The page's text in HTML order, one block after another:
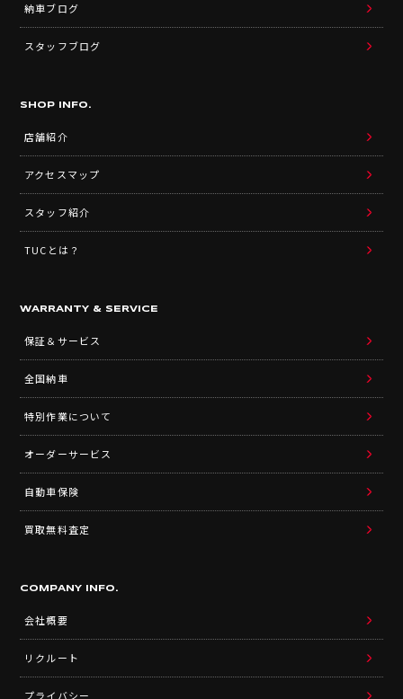
納車ブログ
スタッフブログ
SHOP INFO.
店舗紹介
アクセスマップ
スタッフ紹介
TUCとは？
WARRANTY & SERVICE
保証＆サービス
全国納車
特別作業について
オーダーサービス
自動車保険
買取無料査定
COMPANY INFO.
会社概要
リクルート
プライバシー